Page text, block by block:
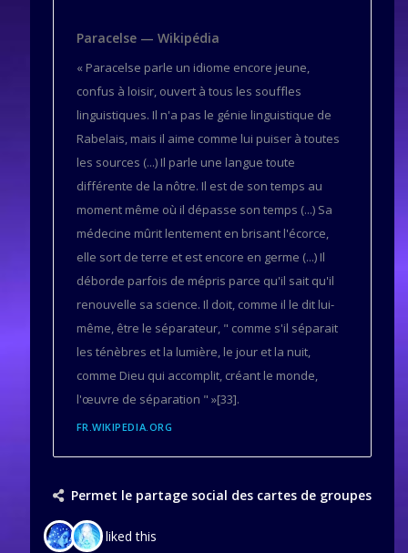
Paracelse — Wikipédia
« Paracelse parle un idiome encore jeune,
confus à loisir, ouvert à tous les souffles
linguistiques. Il n'a pas le génie linguistique de
Rabelais, mais il aime comme lui puiser à toutes
les sources (...) Il parle une langue toute
différente de la nôtre. Il est de son temps au
moment même où il dépasse son temps (...) Sa
médecine mûrit lentement en brisant l'écorce,
elle sort de terre et est encore en germe (...) Il
déborde parfois de mépris parce qu'il sait qu'il
renouvelle sa science. Il doit, comme il le dit lui-
même, être le séparateur, " comme s'il séparait
les ténèbres et la lumière, le jour et la nuit,
comme Dieu qui accomplit, créant le monde,
l'œuvre de séparation " »[33].
FR.WIKIPEDIA.ORG
Permet le partage social des cartes de groupes
liked this